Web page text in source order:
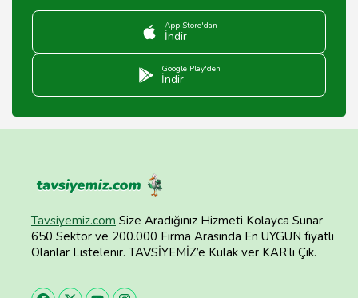
App Store'dan
İndir
Google Play'den
İndir
Tavsiyemiz.com Size Aradığınız Hizmeti Kolayca Sunar
650 Sektör ve 200.000 Firma Arasında En UYGUN fiyatlı
Olanlar Listelenir. TAVSİYEMİZ’e Kulak ver KAR’lı Çık.